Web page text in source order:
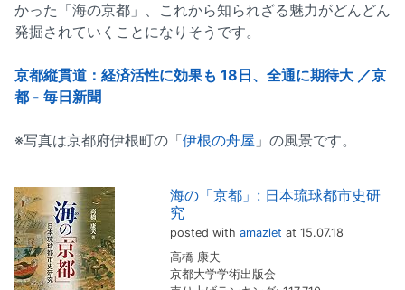
かった「海の京都」、これから知られざる魅力がどんどん
発掘されていくことになりそうです。
京都縦貫道：経済活性に効果も 18日、全通に期待大 ／京
都 - 毎日新聞
※写真は京都府伊根町の「伊根の舟屋 」の風景です。
海の「京都」: 日本琉球都市史研
究
posted with amazlet at 15.07.18
高橋 康夫
京都大学学術出版会